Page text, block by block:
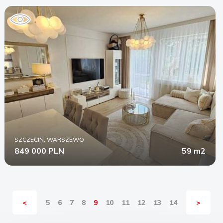
SZCZECIN, WARSZEWO
849 000 PLN 59 m2
< 5 6 7 8 9 10 11 12 13 14 >